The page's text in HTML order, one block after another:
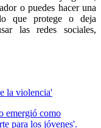
o puedes hacer una
que protege o deja
las redes sociales,
la violencia'
emergió como
para los jóvenes'.